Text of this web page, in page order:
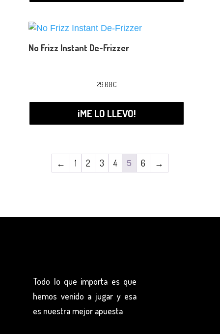
No Frizz Instant De-Frizzer
29.00€
¡ME LO LLEVO!
← 1 2 3 4 5 6 →
Todo lo que importa es que
hemos venido a jugar y esa
es nuestra mejor apuesta